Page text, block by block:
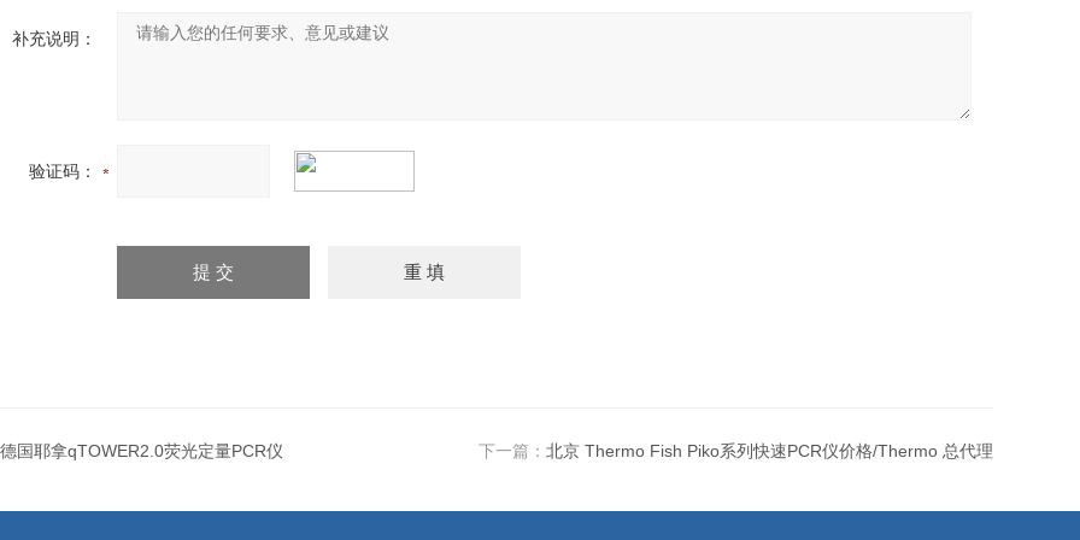
补充说明：
验证码：
德国耶拿qTOWER2.0荧光定量PCR仪 下一篇： 北京 Thermo Fish Piko系列快速PCR仪价格/Thermo 总代理